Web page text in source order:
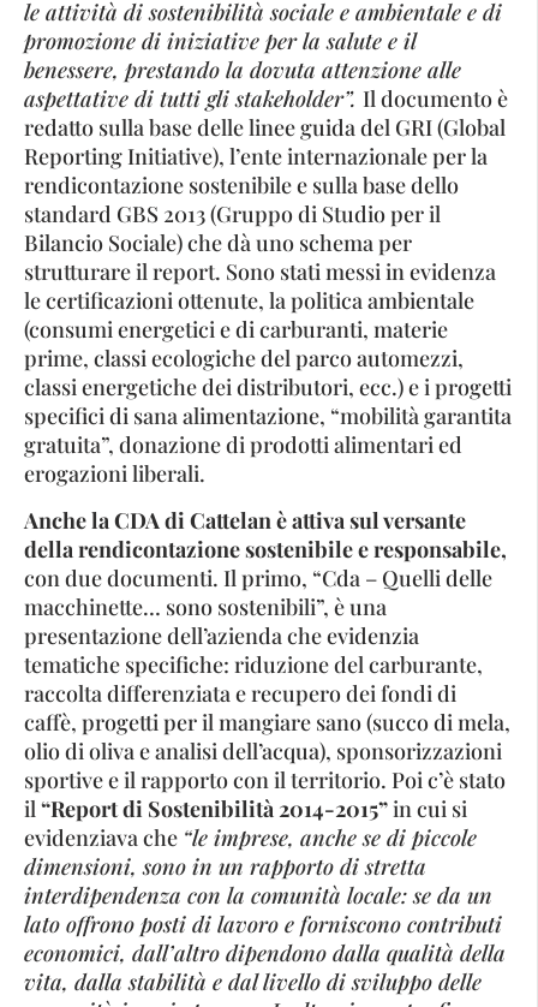
le attività di sostenibilità sociale e ambientale e di
promozione di iniziative per la salute e il
benessere, prestando la dovuta attenzione alle
aspettative di tutti gli stakeholder”. Il documento è
redatto sulla base delle linee guida del GRI (Global
Reporting Initiative), l’ente internazionale per la
rendicontazione sostenibile e sulla base dello
standard GBS 2013 (Gruppo di Studio per il
Bilancio Sociale) che dà uno schema per
strutturare il report. Sono stati messi in evidenza
le certificazioni ottenute, la politica ambientale
(consumi energetici e di carburanti, materie
prime, classi ecologiche del parco automezzi,
classi energetiche dei distributori, ecc.) e i progetti
specifici di sana alimentazione, “mobilità garantita
gratuita”, donazione di prodotti alimentari ed
erogazioni liberali.
Anche la CDA di Cattelan è attiva sul versante
della rendicontazione sostenibile e responsabile,
con due documenti. Il primo, “Cda – Quelli delle
macchinette… sono sostenibili”, è una
presentazione dell’azienda che evidenzia
tematiche specifiche: riduzione del carburante,
raccolta differenziata e recupero dei fondi di
caffè, progetti per il mangiare sano (succo di mela,
olio di oliva e analisi dell’acqua), sponsorizzazioni
sportive e il rapporto con il territorio. Poi c’è stato
il “Report di Sostenibilità 2014-2015”in cui si
evidenziava che “le imprese, anche se di piccole
dimensioni, sono in un rapporto di stretta
interdipendenza con la comunità locale: se da un
lato offrono posti di lavoro e forniscono contributi
economici, dall’altro dipendono dalla qualità della
vita, dalla stabilità e dal livello di sviluppo delle